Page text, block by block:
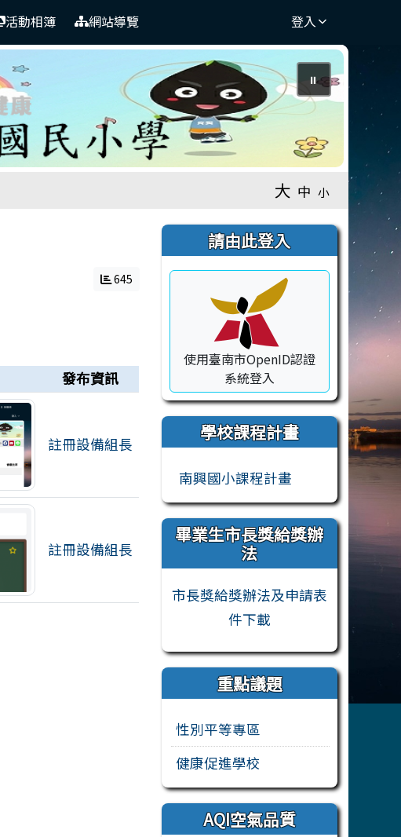
活動相簿 網站導覽 登入
⏸
大 中 小
645
發布資訊
註冊設備組長
註冊設備組長
右邊區域內容
請由此登入
使用臺南市OpenID認證
系統登入
學校課程計畫
南興國小課程計畫
畢業生市長獎給獎辦
法
市長獎給獎辦法及申請表
件下載
重點議題
性別平等專區
健康促進學校
AQI空氣品質